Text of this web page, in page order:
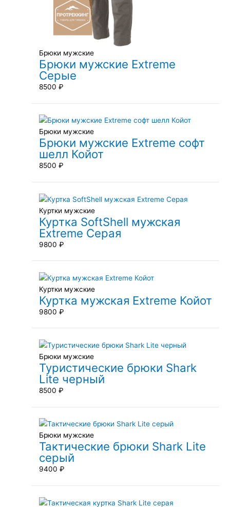
Брюки мужские
Брюки мужские Extreme
Серые
8500 ₽
Брюки мужские
Брюки мужские Extreme софт
шелл Койот
8500 ₽
Куртки мужские
Куртка SoftShell мужская
Extreme Серая
9800 ₽
Куртки мужские
Куртка мужская Extreme Койот
9800 ₽
Брюки мужские
Туристические брюки Shark
Lite черный
8500 ₽
Брюки мужские
Тактические брюки Shark Lite
серый
9400 ₽